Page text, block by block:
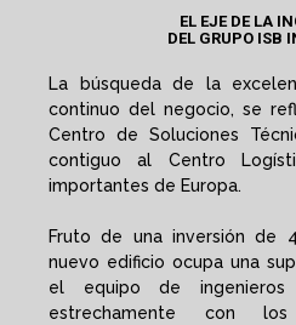
EL EJE DE LA
DEL GRUPO ISB
La búsqueda de la
continuo del negocio, se
Centro de Soluciones
contiguo al Centro
importantes de Europa.
Fruto de una inversión de
nuevo edificio ocupa una
el equipo de
estrechamente con